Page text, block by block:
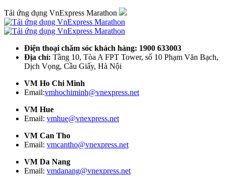
Tải ứng dụng VnExpress Marathon
Điện thoại chăm sóc khách hàng: 1900 633003
Địa chỉ: Tầng 10, Tòa A FPT Tower, số 10 Phạm Văn Bạch,
Dịch Vọng, Cầu Giấy, Hà Nội
VM Ho Chi Minh
Email:vmhochiminh@vnexpress.net
VM Hue
Email: vmhue@vnexpress.net
VM Can Tho
Email: vmcantho@vnexpress.net
VM Da Nang
Email: vmdanang@vnexpress.net